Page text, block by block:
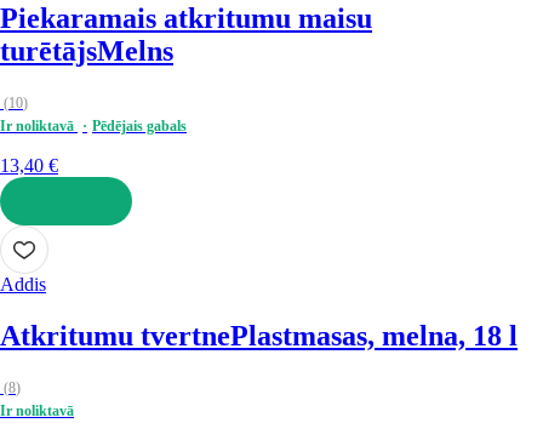
Piekaramais atkritumu maisu
turētājsMelns
(10)
Ir noliktavā
Pēdējais gabals
13,40 €
LIKT GROZĀ
Addis
Atkritumu tvertnePlastmasas, melna, 18 l
(8)
Ir noliktavā